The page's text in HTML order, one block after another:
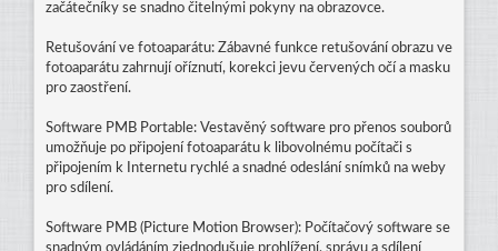
začátečníky se snadno čitelnými pokyny na obrazovce.
Retušování ve fotoaparátu: Zábavné funkce retušování obrazu ve
fotoaparátu zahrnují oříznutí, korekci jevu červených očí a masku
pro zaostření.
Software PMB Portable: Vestavěný software pro přenos souborů
umožňuje po připojení fotoaparátu k libovolnému počítači s
připojením k Internetu rychlé a snadné odeslání snímků na weby
pro sdílení.
Software PMB (Picture Motion Browser): Počítačový software se